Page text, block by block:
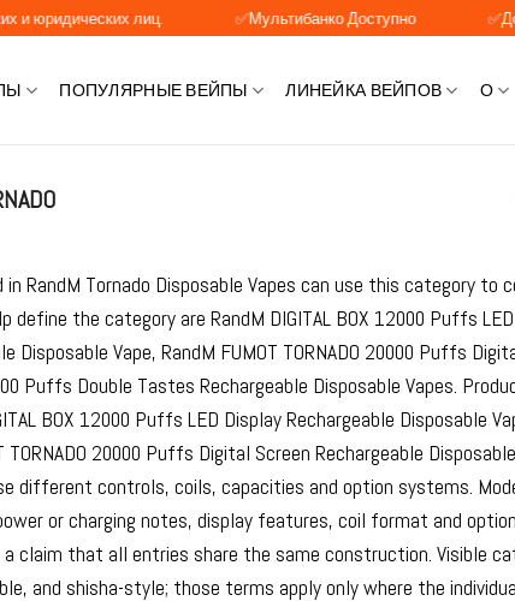
лиц. ✅Мультибанко Доступно ✅Доступна
ПОПУЛЯРНЫЕ ВЕЙПЫ ЛИНЕЙКА ВЕЙПОВ О
RandM Tornado Disposable Vapes can use this category
define the category are RandM DIGITAL BOX 12000 Puffs
Disposable Vape, RandM FUMOT TORNADO 20000 Puffs
Puffs Double Tastes Rechargeable Disposable Vapes.
BOX 12000 Puffs LED Display Rechargeable Disposable
TORNADO 20000 Puffs Digital Screen Rechargeable
different controls, coils, capacities and option systems.
or charging notes, display features, coil format and
claim that all entries share the same construction. Visible
and shisha-style; those terms apply only where the